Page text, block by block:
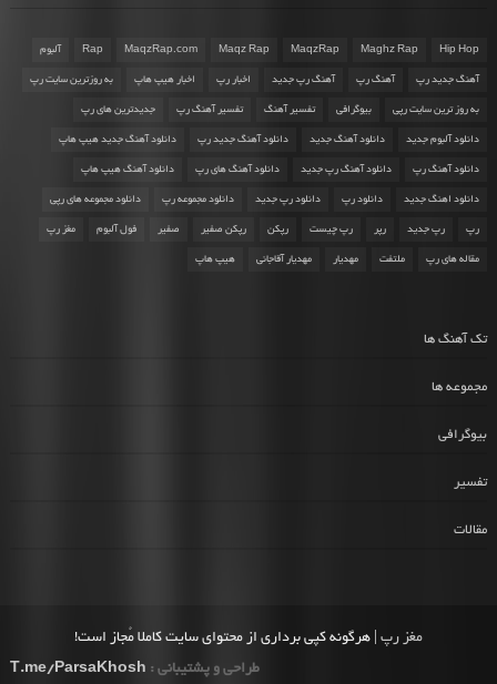
Hip Hop
Maghz Rap
MaqzRap
Maqz Rap
MaqzRap.com
Rap آلبوم
آهنگ جدید رپ آهنگ رپ آهنگ رپ جدید اخبار رپ اخبار هیپ هاپ به روزترین سایت رپ
به روز ترین سایت رپی بیوگرافی تفسیر آهنگ تفسیر آهنگ رپ جدیدترین های رپ
دانلود آلبوم جدید دانلود آهنگ جدید دانلود آهنگ جدید رپ دانلود آهنگ جدید هیپ هاپ
دانلود آهنگ رپ دانلود آهنگ رپ جدید دانلود آهنگ های رپ دانلود آهنگ هیپ هاپ
دانلود اهنگ جدید دانلود رپ دانلود رپ جدید دانلود مجموعه رپ دانلود مجموعه های رپی
رپ رپ جدید رپر رپ چیست رپکن رپکن صفیر صفیر فول آلبوم مغز رپ
مقاله های رپ ملتفت مهدیار مهدیار آقاجانی هیپ هاپ
تک آهنگ ها
مجموعه ها
بیوگرافی
تفسیر
مقالات
مغز رپ | هرگونه کپی برداری از محتوای سایت کاملا مُجاز است!
طراحی و پشتیبانی : T.me/ParsaKhosh